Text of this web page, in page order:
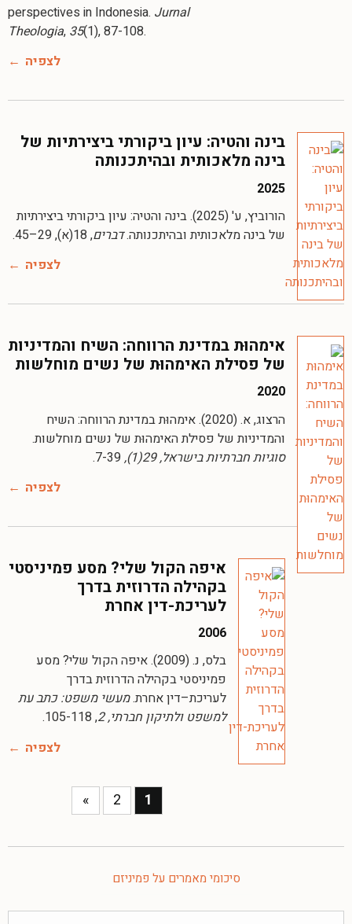
perspectives in Indonesia. Jurnal
Theologia, 35(1), 87-108.
לצפיה
בינה והטיה: עיון ביקורתי ביצירתיות של
בינה מלאכותית ובהיתכנותה
2025
הורוביץ, ע' (2025). בינה והטיה: עיון ביקורתי ביצירתיות
של בינה מלאכותית ובהיתכנותה.דברים, 18(א), 29–45.
לצפיה
אימהוּת במדינת הרווחה: השיח והמדיניות
של פסילת האימהוּת של נשים מוחלשות
2020
הרצוג, א. (2020). אימהוּת במדינת הרווחה: השיח
והמדיניות של פסילת האימהוּת של נשים מוחלשות.
סוגיות חברתיות בישראל, 29(1),
לצפיה
איפה הקול שלי? מסע פמיניסטי
בקהילה הדרוזית בדרך
לעריכת-דין אחרת
2006
בלס, נ. (2009). איפה הקול שלי? מסע
פמיניסטי בקהילה הדרוזית בדרך
לעריכת–דין אחרת.מעשי משפט: כתב עת
למשפט ולתיקון חברתי, 2 , 105-118.
לצפיה
1
2
»
סיכומי מאמרים על פמיניזם